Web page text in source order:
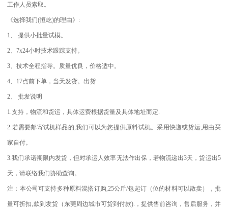
工作人员索取。
《选择我们(恒屹)的理由》 :
1、提供小批量试模。
2、7x24小时技术跟踪支持。
3、技术全程指导。质量优良，价格适中。
4、 17点前下单，当天发货。出货
2、批发说明
1.支持，物流和货运，具体运费根据货量及具体地址而定.
2.若需要邮寄试机样品的,我们可以为您提供原料试机。采用快递或货运,用由买
家自付。
3.我们承诺期限内发货，但对承运人效率无法作出保，若物流递出3天，货运出5
天，请联络我们协助查询。
注：本公司可支持多种原料混搭订购,25公斤/包起订（位的材料可以散卖），批
量可折扣,款到发货（东莞周边城市可货到付款). ，提供售前咨询，售后服务，并